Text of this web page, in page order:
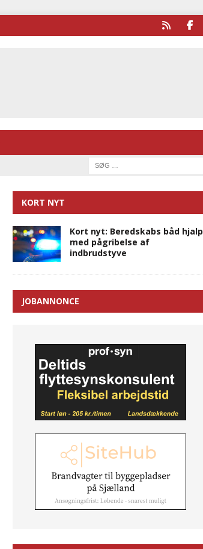
KORT NYT
Kort nyt: Beredskabs båd hjalp
med pågribelse af
indbrudstyve
JOBANNONCE